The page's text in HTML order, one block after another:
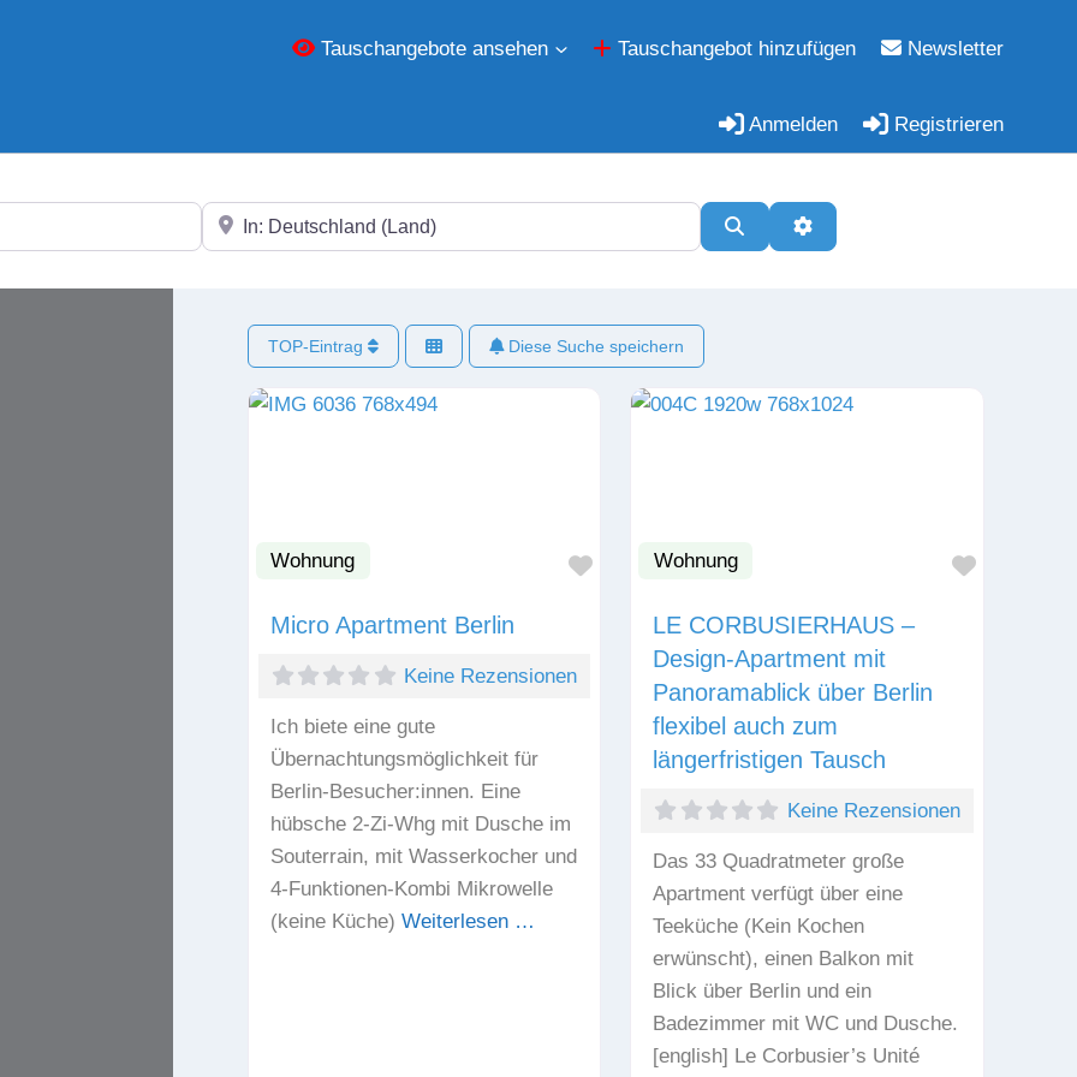
Tauschangebote ansehen Tauschangebot hinzufügen Newsletter
Anmelden Registrieren
In der Nähe SuchenErweiterte Filter
TOP-Eintrag Diese Suche speichern
Wohnung Favorit
Micro Apartment Berlin
Keine Rezensionen
Ich biete eine gute
Übernachtungsmöglichkeit für
Berlin-Besucher:innen. Eine
hübsche 2-Zi-Whg mit Dusche im
Souterrain, mit Wasserkocher und
4-Funktionen-Kombi Mikrowelle
(keine Küche) Weiterlesen …
Wohnung Favorit
LE CORBUSIERHAUS –
Design-Apartment mit
Panoramablick über Berlin
flexibel auch zum
längerfristigen Tausch
Keine Rezensionen
Das 33 Quadratmeter große
Apartment verfügt über eine
Teeküche (Kein Kochen
erwünscht), einen Balkon mit
Blick über Berlin und ein
Badezimmer mit WC und Dusche.
[english] Le Corbusier’s Unité